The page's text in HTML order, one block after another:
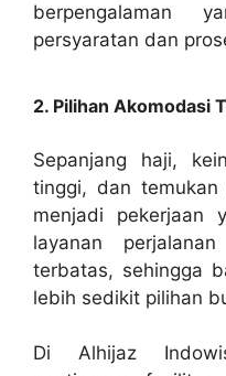
berpengalaman
persyaratan dan
2. Pilihan Akomodasi
Sepanjang haji,
tinggi, dan
menjadi pekerjaan
layanan
terbatas, sehingga
lebih sedikit pilihan
Di Alhijaz